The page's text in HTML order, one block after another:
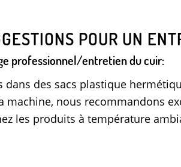
POUR UN
professionnel/entretien du cuir:
dans des sacs plastique
machine, nous recommandons
les produits à température